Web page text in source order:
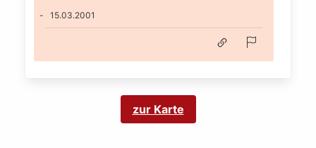
15.03.2001
zur Karte